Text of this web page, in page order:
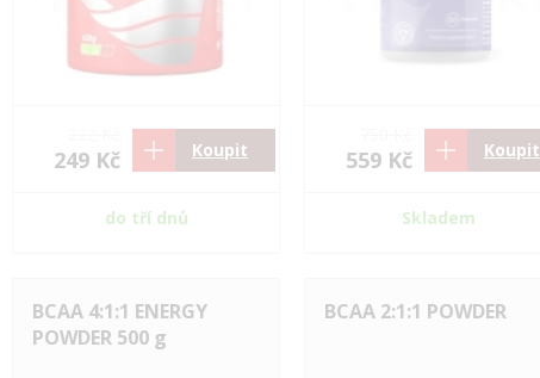
249 Kč Koupit
do tří dnů
559 Kč Koupit
Skladem
BCAA 4:1:1 ENERGY
POWDER 500 g
BCAA 2:1:1 POWDER